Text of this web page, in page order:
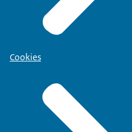
Cookies